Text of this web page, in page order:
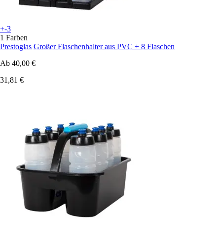
+-3
1 Farben
Prestoglas Großer Flaschenhalter aus PVC + 8 Flaschen
Ab 40,00 €
31,81 €